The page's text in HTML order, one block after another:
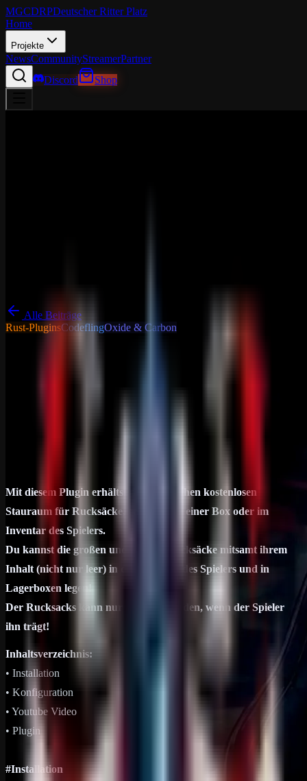
MGCDRPDeutscher Ritter Platz
Home
Projekte
NewsCommunityStreamerPartner
Discord
Shop
Alle Beiträge
Rust-PluginsCodeflingOxide & Carbon
Backpacks Unlock Z
23. Juni 2024
Mit diesem Plugin erhältst du zusätzlichen kostenlosen
Stauraum für Rucksäcke, entweder in einer Box oder im
Inventar des Spielers.
Du kannst die großen und kleinen Rucksäcke mitsamt ihrem
Inhalt (nicht nur leer) in das Inventar des Spielers und in
Lagerboxen legen!
Der Rucksacks kann nur geöffnet werden, wenn der Spieler
ihn trägt!
Inhaltsverzeichnis:
• Installation
• Konfiguration
• Youtube Video
• Plugin
#Installation